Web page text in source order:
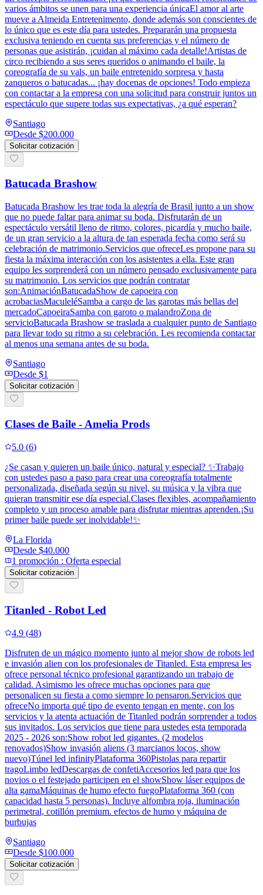
varios ámbitos se unen para una experiencia únicaEl amor al arte
mueve a Almeida Entretenimento, donde además son conscientes de
lo único que es este día para ustedes. Prepararán una propuesta
exclusiva teniendo en cuenta sus preferencias y el número de
personas que asistirán, ¡cuidan al máximo cada detalle!Artistas de
circo recibiendo a sus seres queridos o animando el baile, la
coreografía de su vals, un baile entretenido sorpresa y hasta
zanqueros o batucadas... ¡hay docenas de opciones! Todo empieza
con contactar a la empresa con una solicitud para construir juntos un
espectáculo que supere todas sus expectativas, ¿a qué esperan?
Santiago
Desde $200.000
Solicitar cotización
Batucada Brashow
Batucada Brashow les trae toda la alegría de Brasil junto a un show
que no puede faltar para animar su boda. Disfrutarán de un
espectáculo versátil lleno de ritmo, colores, picardía y mucho baile,
de un gran servicio a la altura de tan esperada fecha como será su
celebración de matrimonio.Servicios que ofreceLes propone para su
fiesta la máxima interacción con los asistentes a ella. Este gran
equipo les sorprenderá con un número pensado exclusivamente para
su matrimonio. Los servicios que podrán contratar
son:AnimaciónBatucadaShow de capoeira con
acrobaciasMaculeléSamba a cargo de las garotas más bellas del
mercadoCapoeiraSamba con garoto o malandroZona de
servicioBatucada Brashow se traslada a cualquier punto de Santiago
para llevar todo su ritmo a su celebración. Les recomienda contactar
al menos una semana antes de su boda.
Santiago
Desde $1
Solicitar cotización
Clases de Baile - Amelia Prods
5.0 (6)
¿Se casan y quieren un baile único, natural y especial? ✨Trabajo
con ustedes paso a paso para crear una coreografía totalmente
personalizada, diseñada según su nivel, su música y la vibra que
quieran transmitir ese día especial.Clases flexibles, acompañamiento
completo y un proceso amable para disfrutar mientras aprenden.¡Su
primer baile puede ser inolvidable!✨
La Florida
Desde $40.000
1 promoción : Oferta especial
Solicitar cotización
Titanled - Robot Led
4.9 (48)
Disfruten de un mágico momento junto al mejor show de robots led
e invasión alien con los profesionales de Titanled. Esta empresa les
ofrece personal técnico profesional garantizando un trabajo de
calidad. Asimismo les ofrece muchas opciones para que
personalicen su fiesta a como siempre lo pensaron.Servicios que
ofreceNo importa qué tipo de evento tengan en mente, con los
servicios y la atenta actuación de Titanled podrán sorprender a todos
sus invitados. Los servicios que tiene para ustedes esta temporada
2025 - 2026 son:Show robot led gigantes. (2 modelos
renovados)Show invasión aliens (3 marcianos locos, show
nuevo)Túnel led infinityPlataforma 360Pistolas para repartir
tragoLimbo ledDescargas de confetiAccesorios led para que los
novios o el festejado participen en el showShow láser equipos de
alta gamaMáquinas de humo efecto fuegoPlataforma 360 (con
capacidad hasta 5 personas). Incluye alfombra roja, iluminación
perimetral, cotillón premium. efectos de humo y máquina de
burbujas
Santiago
Desde $100.000
Solicitar cotización